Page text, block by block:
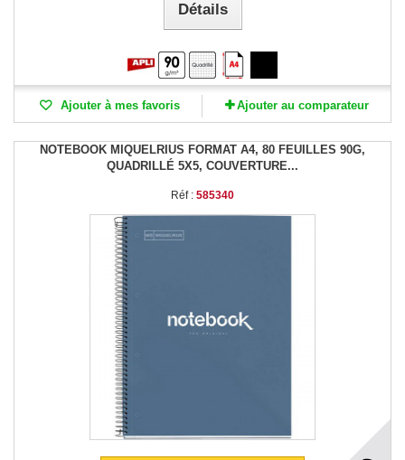
Détails
Ajouter à mes favoris Ajouter au comparateur
NOTEBOOK MIQUELRIUS FORMAT A4, 80 FEUILLES 90G,
QUADRILLÉ 5X5, COUVERTURE...
Réf : 585340